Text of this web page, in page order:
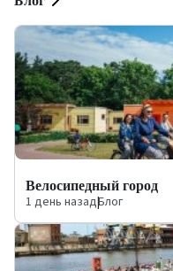
Велосипедный город
1 день назад|Блог